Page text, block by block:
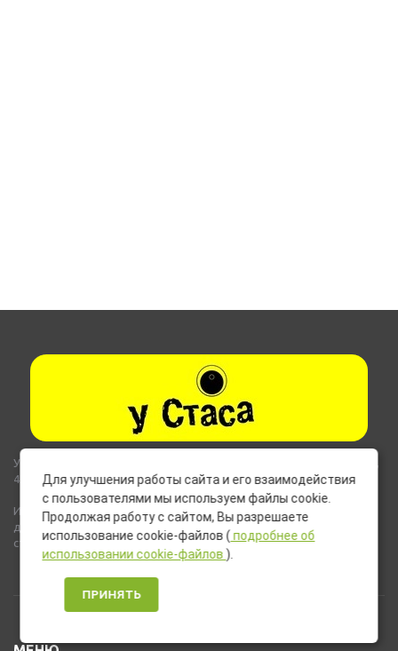
Указанные на сайте цены не являются публичной офертой (ст.435,
437 ГК РФ).
Используемые на сайте изображения товаров могут включать
дополнительное оборудование и компоненты, не входящие в
стандартную комплектацию товара.
Для улучшения работы сайта и его взаимодействия
с пользователями мы используем файлы cookie.
Продолжая работу с сайтом, Вы разрешаете
использование cookie-файлов ( подробнее об
использовании cookie-файлов ).
ПРИНЯТЬ